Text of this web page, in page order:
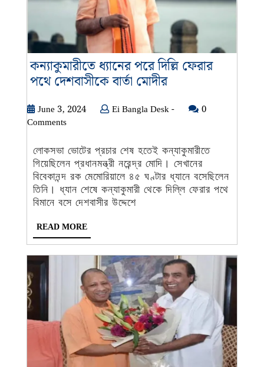
কন্যাকুমারীতে ধ্যানের পরে দিল্লি ফেরার
পথে দেশবাসীকে বার্তা মোদীরকন্যাকুমারীতে
পরে
ফেরার
পথে
দেশবাসীকে
বার্তা
June 3, 2024June
Ei Bangla Desk -Ei
-
0
Comments
লোকসভা ভোটের প্রচার শেষ হতেই কন্যাকুমারীতে
গিয়েছিলেন প্রধানমন্ত্রী নরেন্দ্র মোদি। সেখানের
বিবেকানন্দ রক মেমোরিয়ালে ৪৫ ঘণ্টার ধ্যানে বসেছিলেন
তিনি। ধ্যান শেষে কন্যাকুমারী থেকে দিল্লি ফেরার পথে
বিমানে বসে দেশবাসীর উদ্দেশে
READ MOREREAD
MORE